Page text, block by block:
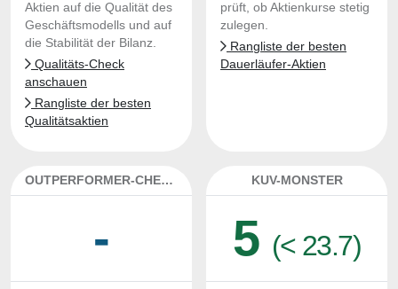
Aktien auf die Qualität des
Geschäftsmodells und auf
die Stabilität der Bilanz.
Qualitäts-Check
anschauen
Rangliste der besten
Qualitätsaktien
prüft, ob Aktienkurse stetig
zulegen.
Rangliste der besten
Dauerläufer-Aktien
OUTPERFORMER-CHECK
-
KUV-MONSTER
5 (< 23.7)